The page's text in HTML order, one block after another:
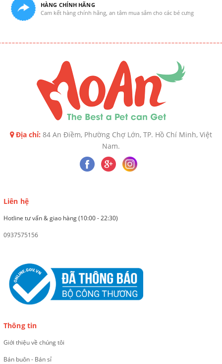
HÀNG CHÍNH HÃNG
Cam kết hàng chính hãng, an tâm mua sắm cho các bé cưng
Địa chỉ: 84 An Điềm, Phường Chợ Lớn, TP. Hồ Chí Minh, Việt
Nam.
Liên hệ
Hotline tư vấn & giao hàng (10:00 - 22:30)
0937575156
Thông tin
Giới thiệu về chúng tôi
Bán buôn - Bán sỉ